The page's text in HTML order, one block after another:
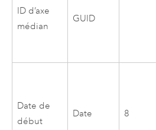
ID d’axe
médian
GUID
Date de
début
Date 8